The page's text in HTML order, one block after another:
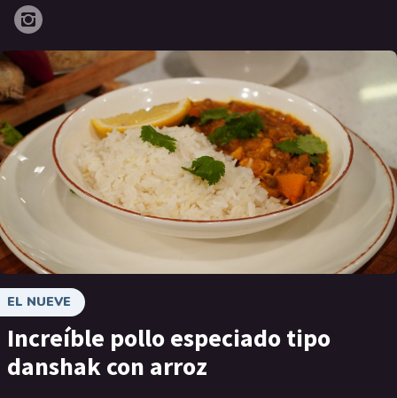
EL NUEVE
Increíble pollo especiado tipo
danshak con arroz